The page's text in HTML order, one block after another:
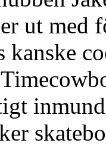
ut med
kanske